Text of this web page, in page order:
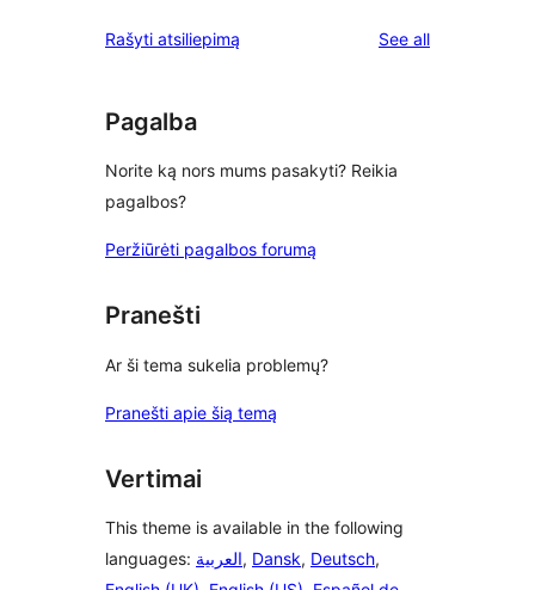
reviews
star
Rašyti atsiliepimą See allreviews
Pagalba
Norite ką nors mums pasakyti? Reikia
pagalbos?
Peržiūrėti pagalbos forumą
Pranešti
Ar ši tema sukelia problemų?
Pranešti apie šią temą
Vertimai
This theme is available in the following
languages: العربية, Dansk, Deutsch,